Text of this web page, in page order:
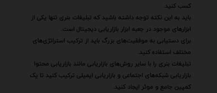
کسب کنید.
باید به این نکته توجه داشته باشید که تبلیغات بنری تنها یکی از
ابزارهای موجود در جعبه ابزار بازاریابی دیجیتال است.
برای دستیابی به موفقیت‌های بزرگ باید از ترکیب استراتژی‌های
مختلف استفاده کنید.
تبلیغات بنری را با سایر روش‌های بازاریابی مانند بازاریابی محتوا
بازاریابی شبکه‌های اجتماعی و بازاریابی ایمیلی ترکیب کنید تا یک
کمپین جامع و موثر ایجاد کنید.